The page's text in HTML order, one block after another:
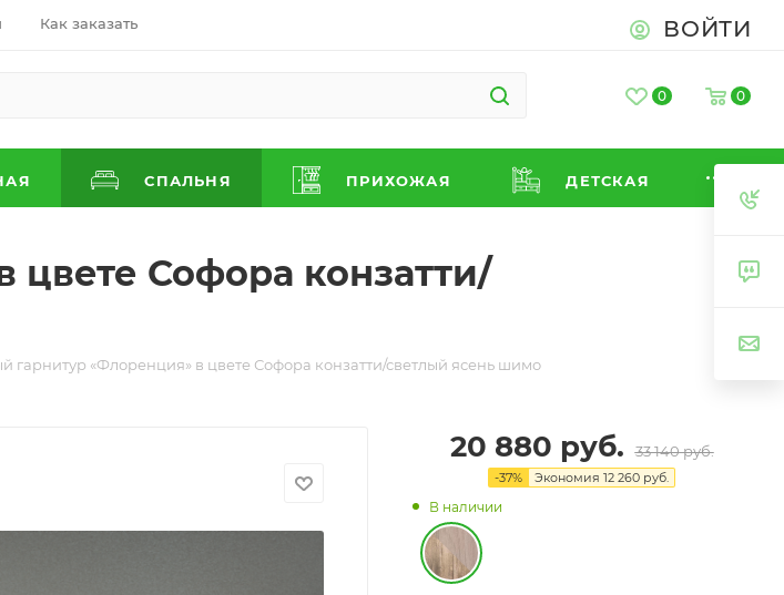
Как заказать ВОЙТИ
0 0
СПАЛЬНЯ ПРИХОЖАЯ ДЕТСКАЯ
цвете Софора конзатти/
гарнитур «Флоренция» в цвете Софора конзатти/светлый ясень шимо
20 880 руб. 33 140руб.
-37% Экономия 12 260 руб.
В наличии